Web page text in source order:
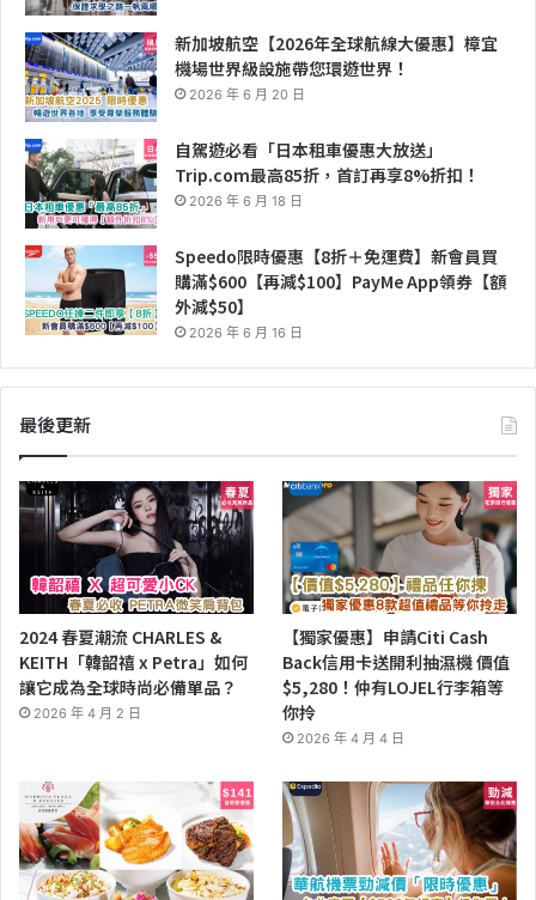
新加坡航空【2026年全球航線大優惠】樟宜
機場世界級設施帶您環遊世界！
2026 年 6 月 20 日
自駕遊必看「日本租車優惠大放送」
Trip.com最高85折，首訂再享8%折扣！
2026 年 6 月 18 日
Speedo限時優惠【8折＋免運費】新會員買
購滿$600【再減$100】PayMe App領券【額
外減$50】
2026 年 6 月 16 日
最後更新
2024 春夏潮流 CHARLES &
KEITH「韓韶禧 x Petra」如何
讓它成為全球時尚必備單品？
2026 年 4 月 2 日
【獨家優惠】申請Citi Cash
Back信用卡送開利抽濕機 價值
$5,280！仲有LOJEL行李箱等
你拎
2026 年 4 月 4 日